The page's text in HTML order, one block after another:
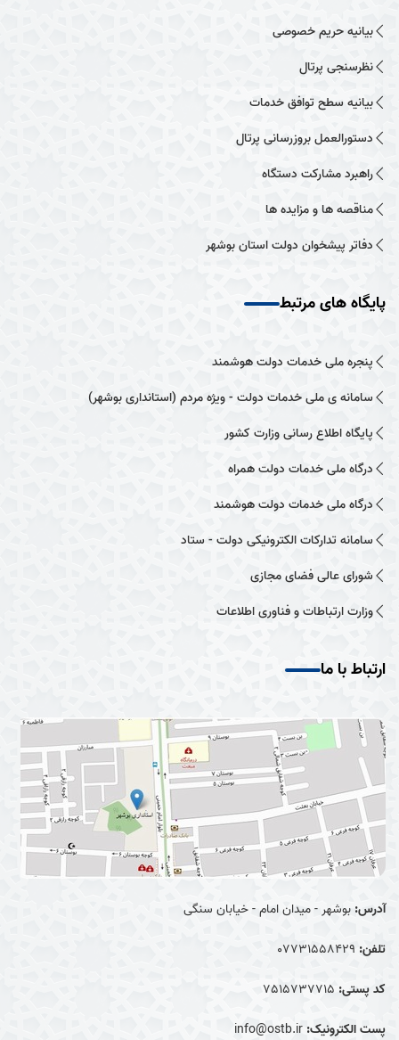
بیانیه حریم خصوصی
نظرسنجی پرتال
بیانیه سطح توافق خدمات
دستورالعمل بروزرسانی پرتال
راهبرد مشارکت دستگاه
مناقصه ها و مزایده ها
دفاتر پیشخوان دولت استان بوشهر
پایگاه های مرتبط
پنجره ملی خدمات دولت هوشمند
سامانه ی ملی خدمات دولت - ویژه مردم (استانداری بوشهر)
پایگاه اطلاع رسانی وزارت کشور
درگاه ملی خدمات دولت همراه
درگاه ملی خدمات دولت هوشمند
سامانه تدارکات الکترونیکی دولت - ستاد
شورای عالی فضای مجازی
وزارت ارتباطات و فناوری اطلاعات
ارتباط با ما
آدرس: بوشهر - میدان امام - خیابان سنگی
تلفن: 07731558429
کد پستی: 7515737715
پست الکترونیک: info@ostb.ir